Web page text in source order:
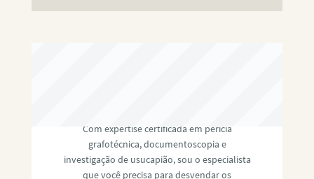
Com expertise certificada em perícia
grafotécnica, documentoscopia e
investigação de usucapião, sou o especialista
que você precisa para desvendar os